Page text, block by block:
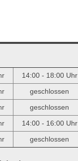
14:00 - 18:00 Uhr
geschlossen
geschlossen
14:00 - 16:00 Uhr
geschlossen